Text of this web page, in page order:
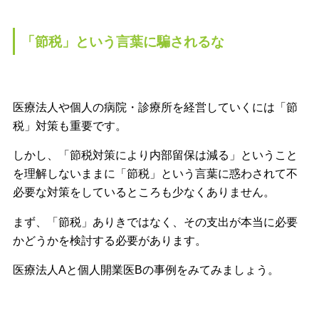
「節税」という言葉に騙されるな
医療法人や個人の病院・診療所を経営していくには「節
税」対策も重要です。
しかし、「節税対策により内部留保は減る」ということ
を理解しないままに「節税」という言葉に惑わされて不
必要な対策をしているところも少なくありません。
まず、「節税」ありきではなく、その支出が本当に必要
かどうかを検討する必要があります。
医療法人Aと個人開業医Bの事例をみてみましょう。